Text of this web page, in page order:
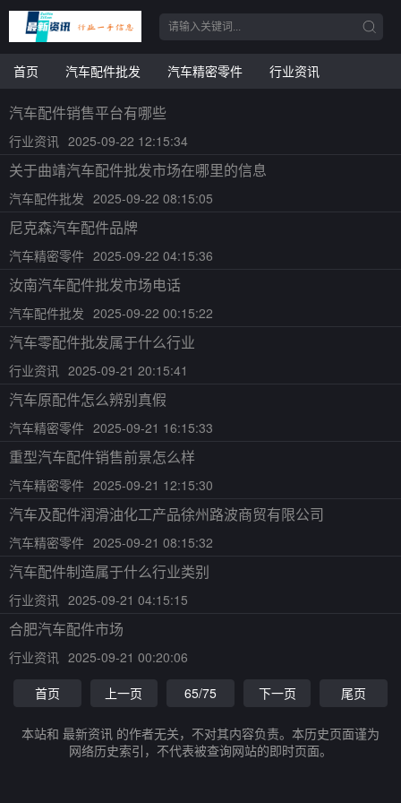
首页 汽车配件批发 汽车精密零件 行业资讯
汽车配件销售平台有哪些
行业资讯 2025-09-22 12:15:34
关于曲靖汽车配件批发市场在哪里的信息
汽车配件批发 2025-09-22 08:15:05
尼克森汽车配件品牌
汽车精密零件 2025-09-22 04:15:36
汝南汽车配件批发市场电话
汽车配件批发 2025-09-22 00:15:22
汽车零配件批发属于什么行业
行业资讯 2025-09-21 20:15:41
汽车原配件怎么辨别真假
汽车精密零件 2025-09-21 16:15:33
重型汽车配件销售前景怎么样
汽车精密零件 2025-09-21 12:15:30
汽车及配件润滑油化工产品徐州路波商贸有限公司
汽车精密零件 2025-09-21 08:15:32
汽车配件制造属于什么行业类别
行业资讯 2025-09-21 04:15:15
合肥汽车配件市场
行业资讯 2025-09-21 00:20:06
首页
上一页 65/75 下一页 尾页
本站和 最新资讯 的作者无关，不对其内容负责。本历史页面谨为
网络历史索引，不代表被查询网站的即时页面。